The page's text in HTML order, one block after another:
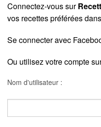
Connectez-vous sur
vos recettes préférées
Se connecter avec
Ou utilisez votre compte
Nom d'utilisateur :